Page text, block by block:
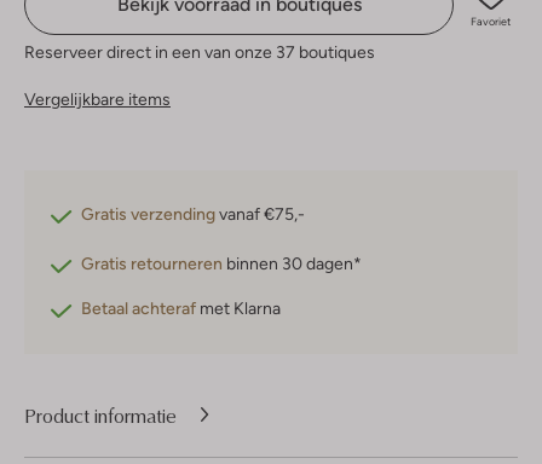
Favoriet
Reserveer direct in een van onze 37 boutiques
Vergelijkbare items
Gratis verzendingvanaf €75,-
Gratis retourneren binnen 30 dagen*
Betaal achteraf met Klarna
Product informatie